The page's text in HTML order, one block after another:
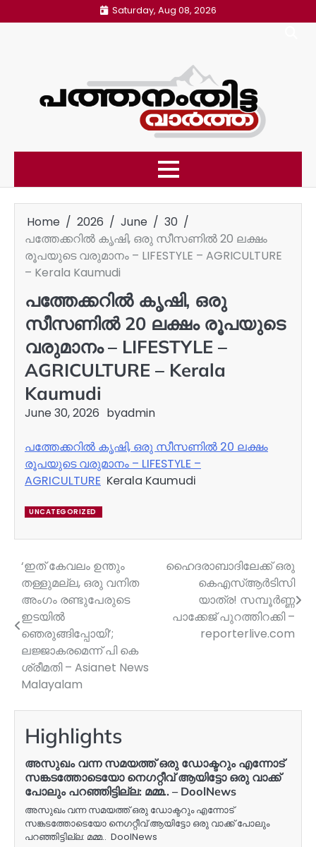
to
Saturday, Aug 08, 2026
Home 2026 June
30
പത്തേക്കറിൽ കൃഷി,​ ഒരു സീസണിൽ 20 ലക്ഷം
രൂപയുടെ വരുമാനം – LIFESTYLE – AGRICULTURE
– Kerala Kaumudi
പത്തേക്കറിൽ കൃഷി,​ ഒരു
സീസണിൽ 20 ലക്ഷം രൂപയുടെ
വരുമാനം – LIFESTYLE –
AGRICULTURE – Kerala
Kaumudi
June 30, 2026 byadmin
പത്തേക്കറിൽ കൃഷി,​ ഒരു സീസണിൽ 20 ലക്ഷം
രൂപയുടെ വരുമാനം – LIFESTYLE –
AGRICULTURE Kerala Kaumudi
UNCATEGORIZED
Post
navigation
‘ഇത് കേവലം ഉന്തും
തള്ളുമല്ല, ഒരു വനിത
അംഗം രണ്ടുപേരുടെ
ഇടയിൽ
ഞെരുങ്ങിപ്പോയി’;
ലജ്ജാകരമെന്ന് പി കെ
ശ്രീമതി – Asianet News
Malayalam
ഹെെദരാബാദിലേക്ക് ഒരു
കെഎസ്ആര്‍ടിസി
യാത്ര! സമ്പൂര്‍ണ്ണ
പാക്കേജ് പുറത്തിറക്കി –
reporterlive.com
Highlights
അസുഖം വന്ന സമയത്ത് ഒരു ഡോക്ടറും എന്നോട്
സങ്കടത്തോടെയോ നെഗറ്റീവ് ആയിട്ടോ ഒരു വാക്ക്
പോലും പറഞ്ഞിട്ടില്ല: മമ്മ.. – DoolNews
അസുഖം വന്ന സമയത്ത് ഒരു ഡോക്ടറും എന്നോട്
സങ്കടത്തോടെയോ നെഗറ്റീവ് ആയിട്ടോ ഒരു വാക്ക് പോലും
പറഞ്ഞിട്ടില്ല: മമ്മ.. DoolNews